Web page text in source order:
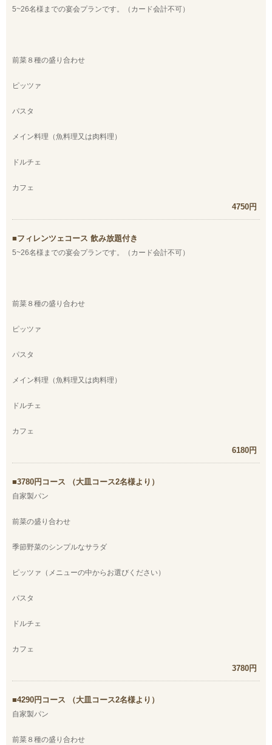
5~26名様までの宴会プランです。（カード会計不可）
前菜８種の盛り合わせ
ピッツァ
パスタ
メイン料理（魚料理又は肉料理）
ドルチェ
カフェ
4750円
フィレンツェコース 飲み放題付き
5~26名様までの宴会プランです。（カード会計不可）
前菜８種の盛り合わせ
ピッツァ
パスタ
メイン料理（魚料理又は肉料理）
ドルチェ
カフェ
6180円
3780円コース （大皿コース2名様より）
自家製パン
前菜の盛り合わせ
季節野菜のシンプルなサラダ
ピッツァ（メニューの中からお選びください）
パスタ
ドルチェ
カフェ
3780円
4290円コース （大皿コース2名様より）
自家製パン
前菜８種の盛り合わせ